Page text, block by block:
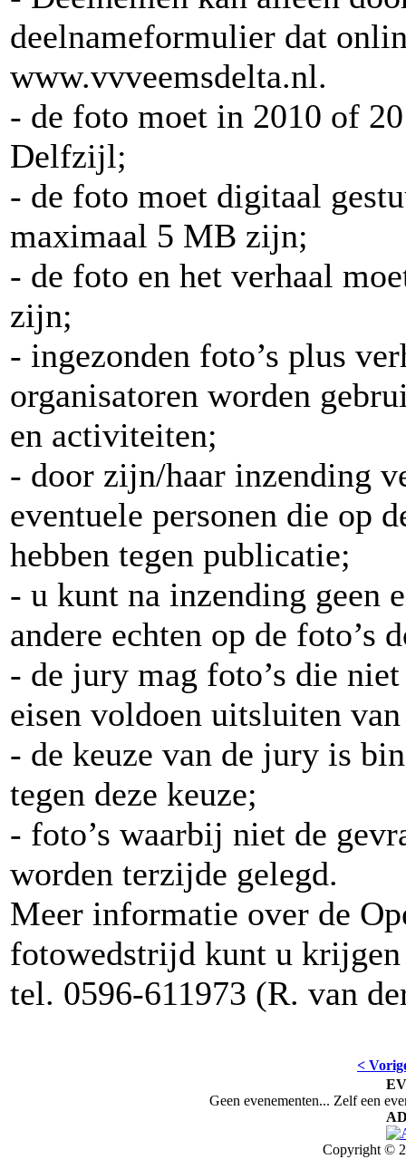
deelnameformulier dat
www.vvveemsdelta.nl.
- de foto moet in 2010 of
Delfzijl;
- de foto moet digitaal
maximaal 5 MB zijn;
- de foto en het verhaal
zijn;
- ingezonden foto’s plus
organisatoren worden
en activiteiten;
- door zijn/haar inzending
eventuele personen die op
hebben tegen publicatie;
- u kunt na inzending geen
andere echten op de foto’s
- de jury mag foto’s die
eisen voldoen uitsluiten
- de keuze van de jury is
tegen deze keuze;
- foto’s waarbij niet de
worden terzijde gelegd.
Meer informatie over de
fotowedstrijd kunt u
tel. 0596-611973 (R. van
<
Geen evenementen... Zelf een
Copyright ©